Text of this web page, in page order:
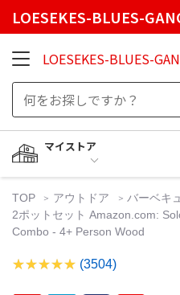
LOESEKES-BLUES-
LOESEKES-BLUES-
マイストア
TOP アウトドア バーベキ
2ポットセット Amazon.com:
Combo - 4+ Person Wood
(3504)